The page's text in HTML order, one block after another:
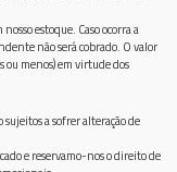
estoque. Caso ocorra a
não será cobrado. O valor
ou menos) em virtude dos
sujeitos a sofrer alteração de
e reservamo-nos o direito de